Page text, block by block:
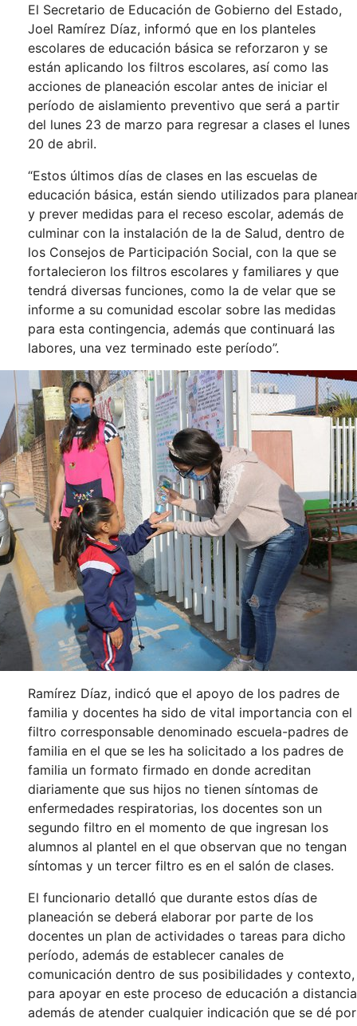
El Secretario de Educación de Gobierno del Estado,
Joel Ramírez Díaz, informó que en los planteles
escolares de educación básica se reforzaron y se
están aplicando los filtros escolares, así como las
acciones de planeación escolar antes de iniciar el
período de aislamiento preventivo que será a partir
del lunes 23 de marzo para regresar a clases el lunes
20 de abril.
“Estos últimos días de clases en las escuelas de
educación básica, están siendo utilizados para
y prever medidas para el receso escolar, además de
culminar con la instalación de la de Salud, dentro de
los Consejos de Participación Social, con la que se
fortalecieron los filtros escolares y familiares y que
tendrá diversas funciones, como la de velar que se
informe a su comunidad escolar sobre las medidas
para esta contingencia, además que continuará las
labores, una vez terminado este período”.
Ramírez Díaz, indicó que el apoyo de los padres de
familia y docentes ha sido de vital importancia con el
filtro corresponsable denominado escuela-padres de
familia en el que se les ha solicitado a los padres de
familia un formato firmado en donde acreditan
diariamente que sus hijos no tienen síntomas de
enfermedades respiratorias, los docentes son un
segundo filtro en el momento de que ingresan los
alumnos al plantel en el que observan que no tengan
síntomas y un tercer filtro es en el salón de clases.
El funcionario detalló que durante estos días de
planeación se deberá elaborar por parte de los
docentes un plan de actividades o tareas para dicho
período, además de establecer canales de
comunicación dentro de sus posibilidades y contexto,
para apoyar en este proceso de educación a
además de atender cualquier indicación que se dé por